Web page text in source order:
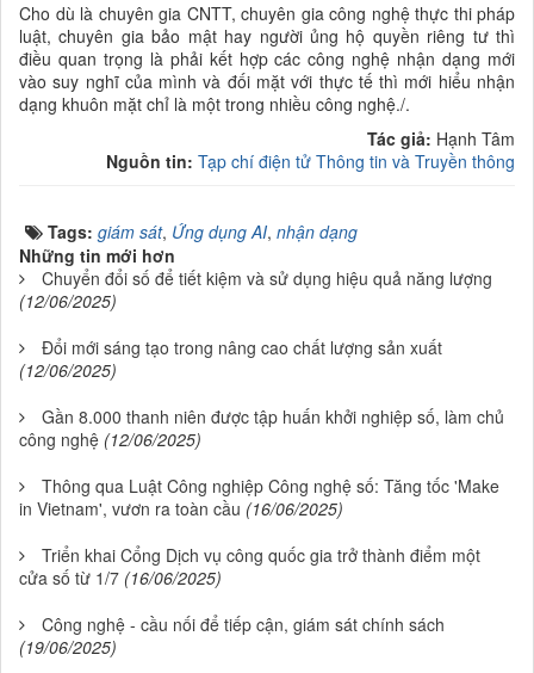
Cho dù là chuyên gia CNTT, chuyên gia công nghệ thực thi pháp
luật, chuyên gia bảo mật hay người ủng hộ quyền riêng tư thì
điều quan trọng là phải kết hợp các công nghệ nhận dạng mới
vào suy nghĩ của mình và đối mặt với thực tế thì mới hiểu nhận
dạng khuôn mặt chỉ là một trong nhiều công nghệ./.
Tác giả: Hạnh Tâm
Nguồn tin: Tạp chí điện tử Thông tin và Truyền thông
Tags: giám sát, Ứng dụng AI, nhận dạng
Những tin mới hơn
Chuyển đổi số để tiết kiệm và sử dụng hiệu quả năng lượng
(12/06/2025)
Đổi mới sáng tạo trong nâng cao chất lượng sản xuất
(12/06/2025)
Gần 8.000 thanh niên được tập huấn khởi nghiệp số, làm chủ
công nghệ (12/06/2025)
Thông qua Luật Công nghiệp Công nghệ số: Tăng tốc 'Make
in Vietnam', vươn ra toàn cầu (16/06/2025)
Triển khai Cổng Dịch vụ công quốc gia trở thành điểm một
cửa số từ 1/7 (16/06/2025)
Công nghệ - cầu nối để tiếp cận, giám sát chính sách
(19/06/2025)